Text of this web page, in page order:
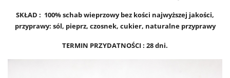
SKŁAD : 100% schab wieprzowy bez kości najwyższej jakości,
przyprawy: sól, pieprz, czosnek, cukier, naturalne przyprawy
TERMIN PRZYDATNOŚCI : 28 dni.